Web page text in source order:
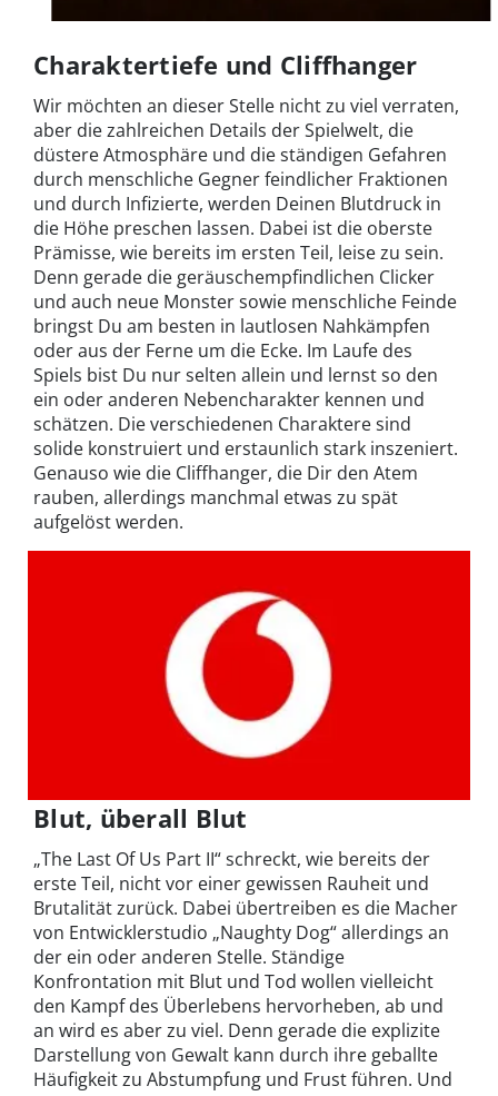
Charaktertiefe und Cliffhanger
Wir möchten an dieser Stelle nicht zu viel verraten,
aber die zahlreichen Details der Spielwelt, die
düstere Atmosphäre und die ständigen Gefahren
durch menschliche Gegner feindlicher Fraktionen
und durch Infizierte, werden Deinen Blutdruck in
die Höhe preschen lassen. Dabei ist die oberste
Prämisse, wie bereits im ersten Teil, leise zu sein.
Denn gerade die geräuschempfindlichen Clicker
und auch neue Monster sowie menschliche Feinde
bringst Du am besten in lautlosen Nahkämpfen
oder aus der Ferne um die Ecke. Im Laufe des
Spiels bist Du nur selten allein und lernst so den
ein oder anderen Nebencharakter kennen und
schätzen. Die verschiedenen Charaktere sind
solide konstruiert und erstaunlich stark inszeniert.
Genauso wie die Cliffhanger, die Dir den Atem
rauben, allerdings manchmal etwas zu spät
aufgelöst werden.
Blut, überall Blut
„The Last Of Us Part II“ schreckt, wie bereits der
erste Teil, nicht vor einer gewissen Rauheit und
Brutalität zurück. Dabei übertreiben es die Macher
von Entwicklerstudio „Naughty Dog“ allerdings an
der ein oder anderen Stelle. Ständige
Konfrontation mit Blut und Tod wollen vielleicht
den Kampf des Überlebens hervorheben, ab und
an wird es aber zu viel. Denn gerade die explizite
Darstellung von Gewalt kann durch ihre geballte
Häufigkeit zu Abstumpfung und Frust führen. Und